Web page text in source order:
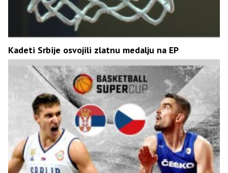
Kadeti Srbije osvojili zlatnu medalju na EP